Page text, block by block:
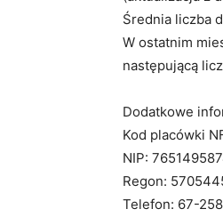
Średnia liczba
W ostatnim
następującą
Dodatkowe
Kod placówki
NIP:
Regon:
Telefon: 67-